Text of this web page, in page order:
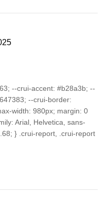
--crui-accent: #b28a3b; --
--crui-border:
width: 980px; margin: 0
Arial, Helvetica, sans-
} .crui-report, .crui-report